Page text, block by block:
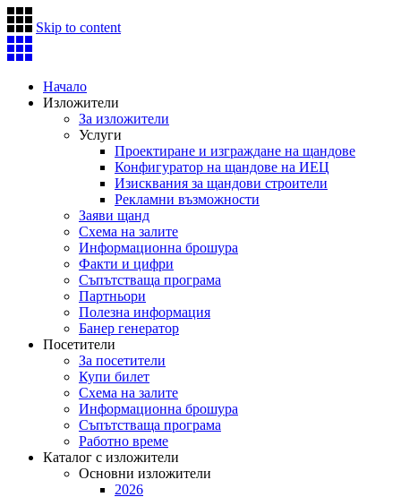
Skip to content
Начало
Изложители
За изложители
Услуги
Проектиране и изграждане на щандове
Конфигуратор на щандове на ИЕЦ
Изисквания за щандови строители
Рекламни възможности
Заяви щанд
Схема на залите
Информационна брошура
Факти и цифри
Съпътстваща програма
Партньори
Полезна информация
Банер генератор
Посетители
За посетители
Купи билет
Схема на залите
Информационна брошура
Съпътстваща програма
Работно време
Каталог с изложители
Основни изложители
2026